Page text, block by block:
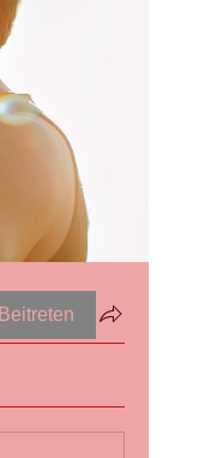
Beitreten